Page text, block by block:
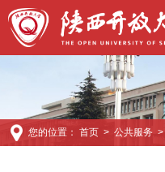
您的位置： 首页> 公共服务>